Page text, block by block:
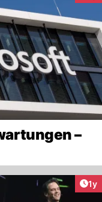
–
1y